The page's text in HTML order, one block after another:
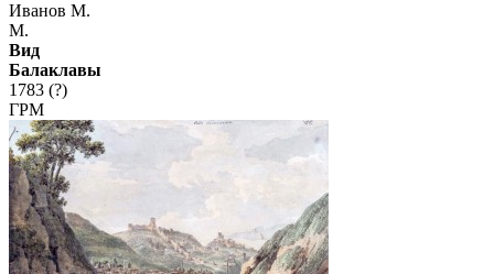
Иванов М.
М.
Вид
Балаклавы
1783 (?)
ГРМ